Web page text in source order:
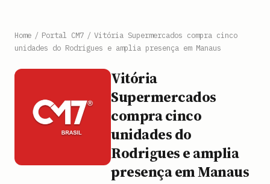
Home / Portal CM7 / Vitória Supermercados compra cinco
unidades do Rodrigues e amplia presença em Manaus
Vitória
Supermercados
compra cinco
unidades do
Rodrigues e amplia
presença em Manaus